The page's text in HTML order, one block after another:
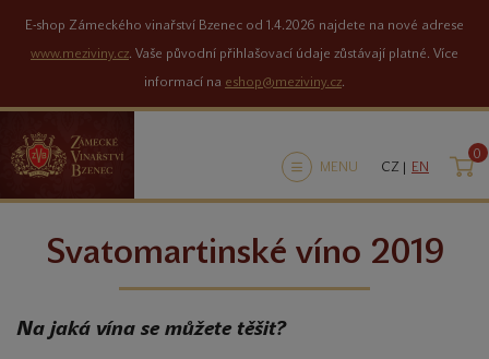
E-shop Zámeckého vinařství Bzenec od 1.4.2026 najdete na nové adrese
www.meziviny.cz. Vaše původní přihlašovací údaje zůstávají platné. Více
informací na eshop@meziviny.cz.
MENU CZ | EN
0
Svatomartinské víno 2019
Na jaká vína se můžete těšit?